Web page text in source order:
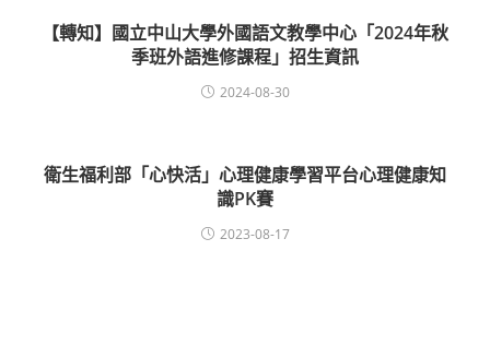
【轉知】國立中山大學外國語文教學中心「2024年秋
季班外語進修課程」招生資訊
2024-08-30
衛生福利部「心快活」心理健康學習平台心理健康知
識PK賽
2023-08-17